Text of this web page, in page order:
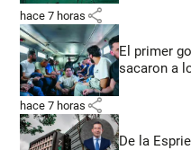
hace 7 horas share
El primer
sacaron a
hace 7 horas share
De la